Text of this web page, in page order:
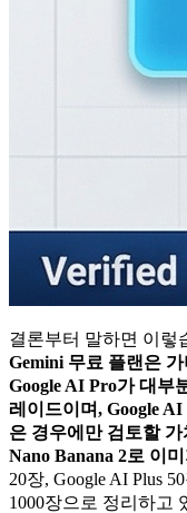
결론부터 말하면 이렇
Gemini 무료 플랜은
Google AI Pro가 대부
레이드이며, Google
은 경우에만 검토할
Nano Banana 2로 이
20장, Google AI Plus
1000장으로 정리하고